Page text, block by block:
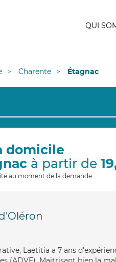
QUI
Charente Étagnac
domicile
à partir de
au moment de la demande
Laetitia a 7 ans